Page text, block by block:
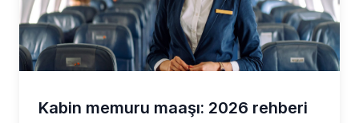
Kabin memuru maaşı: 2026 rehberi